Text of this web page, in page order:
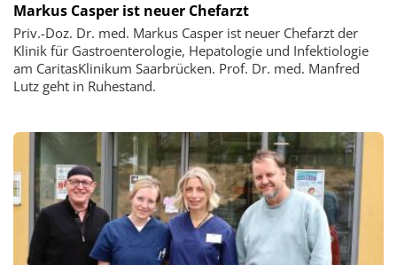
Markus Casper ist neuer Chefarzt
Priv.-Doz. Dr. med. Markus Casper ist neuer Chefarzt der
Klinik für Gastroenterologie, Hepatologie und Infektiologie
am CaritasKlinikum Saarbrücken. Prof. Dr. med. Manfred
Lutz geht in Ruhestand.